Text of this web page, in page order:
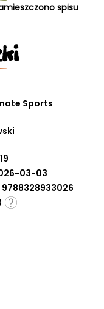
spisu
Sports
03-03